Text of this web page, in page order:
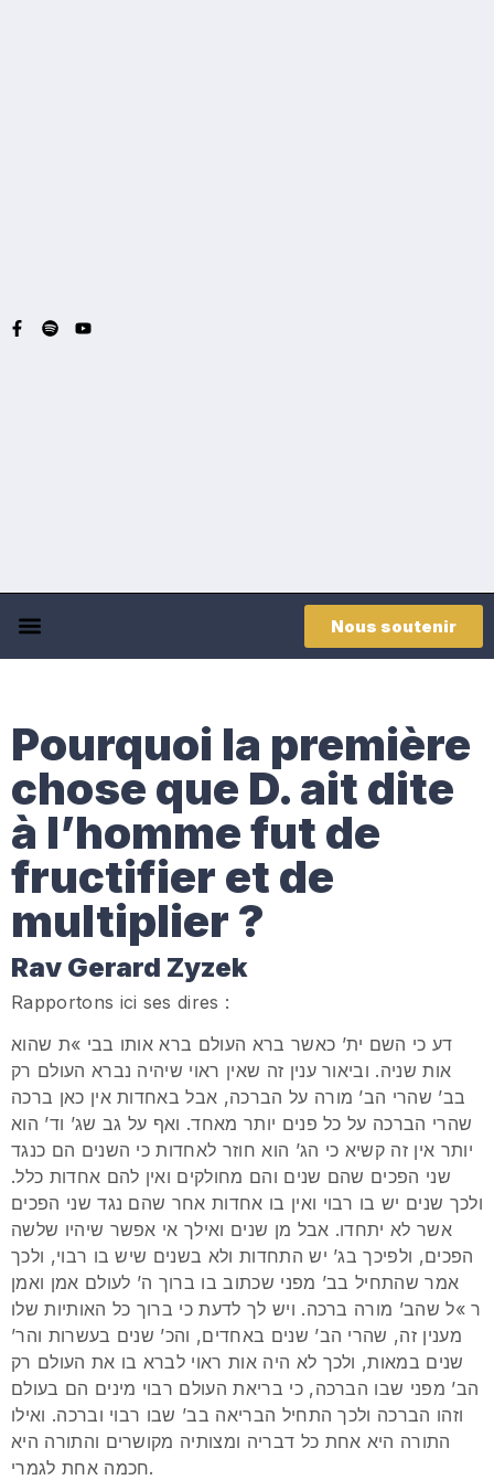
Nous soutenir
Pourquoi la première
chose que D. ait dite
à l’homme fut de
fructifier et de
multiplier ?
Rav Gerard Zyzek
Rapportons ici ses dires :
דע כי השם ית’ כאשר ברא העולם ברא אותו בבי »ת שהוא
אות שניה. וביאור ענין זה שאין ראוי שיהיה נברא העולם רק
בב’ שהרי הב’ מורה על הברכה, אבל באחדות אין כאן ברכה
שהרי הברכה על כל פנים יותר מאחד. ואף על גב שג’ וד’ הוא
יותר אין זה קשיא כי הג’ הוא חוזר לאחדות כי השנים הם כנגד
שני הפכים שהם שנים והם מחולקים ואין להם אחדות כלל.
ולכך שנים יש בו רבוי ואין בו אחדות אחר שהם נגד שני הפכים
אשר לא יתחדו. אבל מן שנים ואילך אי אפשר שיהיו שלשה
הפכים, ולפיכך בג’ יש התחדות ולא בשנים שיש בו רבוי, ולכך
אמר שהתחיל בב’ מפני שכתוב בו ברוך ה’ לעולם אמן ואמן
ר »ל שהב’ מורה ברכה. ויש לך לדעת כי ברוך כל האותיות שלו
מענין זה, שהרי הב’ שנים באחדים, והכ’ שנים בעשרות והר’
שנים במאות, ולכך לא היה אות ראוי לברא בו את העולם רק
הב’ מפני שבו הברכה, כי בריאת העולם רבוי מינים הם בעולם
וזהו הברכה ולכך התחיל הבריאה בב’ שבו רבוי וברכה. ואילו
התורה היא אחת כל דבריה ומצותיה מקושרים והתורה היא
חכמה אחת לגמרי.